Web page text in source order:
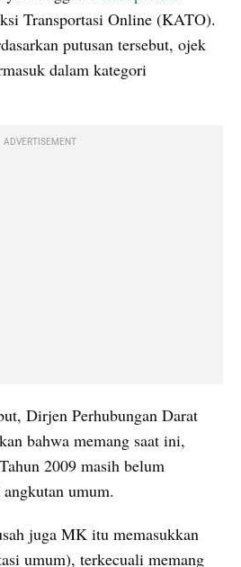
Transportasi Online (KATO).
putusan tersebut, ojek
dalam kategori
ADVERTISEMENT
Dirjen Perhubungan Darat
bahwa memang saat ini,
2009 masih belum
umum.
juga MK itu memasukkan
umum), terkecuali memang